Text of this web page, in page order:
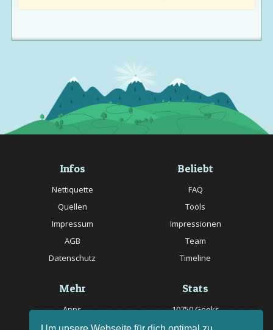
Infos
Nettiquette
Quellen
Impressum
AGB
Datenschutz
Beliebt
FAQ
Tools
Impressionen
Team
Timeline
Mehr
Apps
Jobs
Stats
10750 Geeks
20057 Rätsel online